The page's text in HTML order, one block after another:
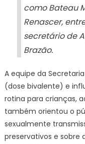
como Bateau
Renascer,
secretário de
Brazão.
A equipe da
(dose bivalente) e
rotina para crianças,
também orientou o
sexualmente
preservativos e sobre